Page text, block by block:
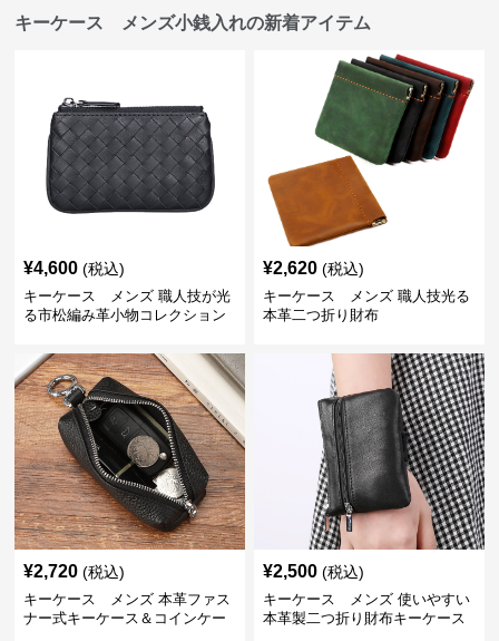
キーケース メンズ小銭入れの新着アイテム
¥4,600 (税込)
キーケース メンズ 職人技が光
る市松編み革小物コレクション
¥2,620 (税込)
キーケース メンズ 職人技光る
本革二つ折り財布
¥2,720 (税込)
キーケース メンズ 本革ファス
ナー式キーケース＆コインケー
¥2,500 (税込)
キーケース メンズ 使いやすい
本革製二つ折り財布キーケース